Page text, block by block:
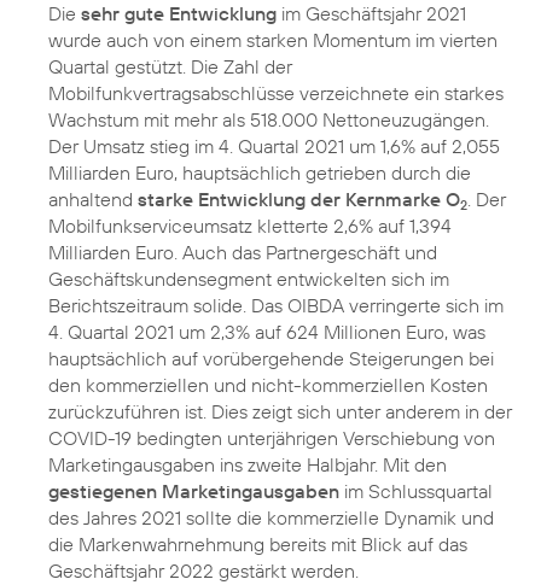
Die sehr gute Entwicklung im Geschäftsjahr 2021
wurde auch von einem starken Momentum im vierten
Quartal gestützt. Die Zahl der
Mobilfunkvertragsabschlüsse verzeichnete ein starkes
Wachstum mit mehr als 518.000 Nettoneuzugängen.
Der Umsatz stieg im 4. Quartal 2021 um 1,6% auf 2,055
Milliarden Euro, hauptsächlich getrieben durch die
anhaltend starke Entwicklung der Kernmarke O2. Der
Mobilfunkserviceumsatz kletterte 2,6% auf 1,394
Milliarden Euro. Auch das Partnergeschäft und
Geschäftskundensegment entwickelten sich im
Berichtszeitraum solide. Das OIBDA verringerte sich im
4. Quartal 2021 um 2,3% auf 624 Millionen Euro, was
hauptsächlich auf vorübergehende Steigerungen bei
den kommerziellen und nicht-kommerziellen Kosten
zurückzuführen ist. Dies zeigt sich unter anderem in der
COVID-19 bedingten unterjährigen Verschiebung von
Marketingausgaben ins zweite Halbjahr. Mit den
gestiegenen Marketingausgaben im Schlussquartal
des Jahres 2021 sollte die kommerzielle Dynamik und
die Markenwahrnehmung bereits mit Blick auf das
Geschäftsjahr 2022 gestärkt werden.